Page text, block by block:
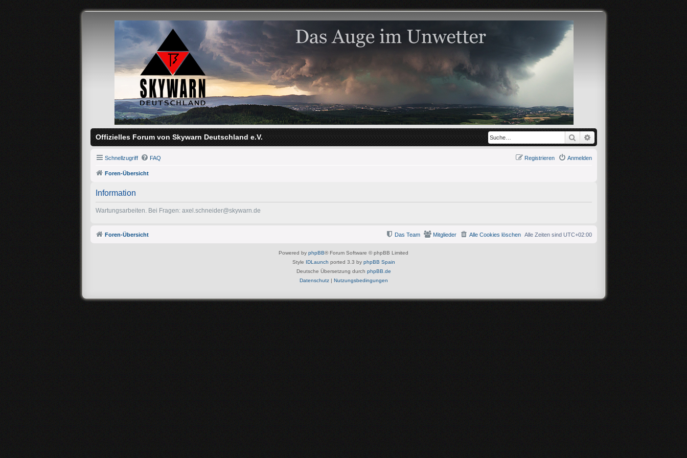
Offizielles Forum von Skywarn Deutschland e.V. Suche
Schnellzugriff FAQ Anmelden
Registrieren
Foren-Übersicht
Information
Wartungsarbeiten. Bei Fragen: axel.schneider@skywarn.de
Foren-Übersicht Alle Zeiten sind UTC+02:00
Alle Cookies löschen
Mitglieder
Das Team
Powered by phpBB® Forum Software © phpBB Limited
Style IDLaunch ported 3.3 by phpBB Spain
Deutsche Übersetzung durch phpBB.de
Datenschutz| Nutzungsbedingungen